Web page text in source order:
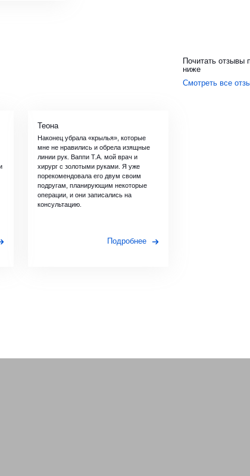
Почитать
ниже
Смотреть все
Теона
Наконец убрала «крылья», которые
мне не нравились и обрела изящные
линии рук. Ваппи Т.А. мой врач и
хирург с золотыми руками. Я уже
порекомендовала его двум своим
подругам, планирующим некоторые
операции, и они записались на
консультацию.
Подробнее